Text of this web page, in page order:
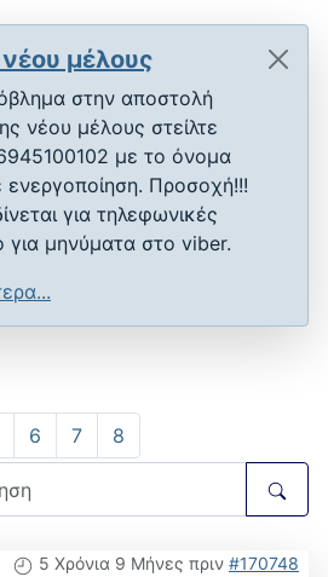
μέλους
στην αποστολή
νέου μέλους στείλτε
με το όνομα
ενεργοποίηση. Προσοχή!!!
για τηλεφωνικές
για μηνύματα στο viber.
6 7 8
5 Χρόνια 9 Μήνες πριν #170748